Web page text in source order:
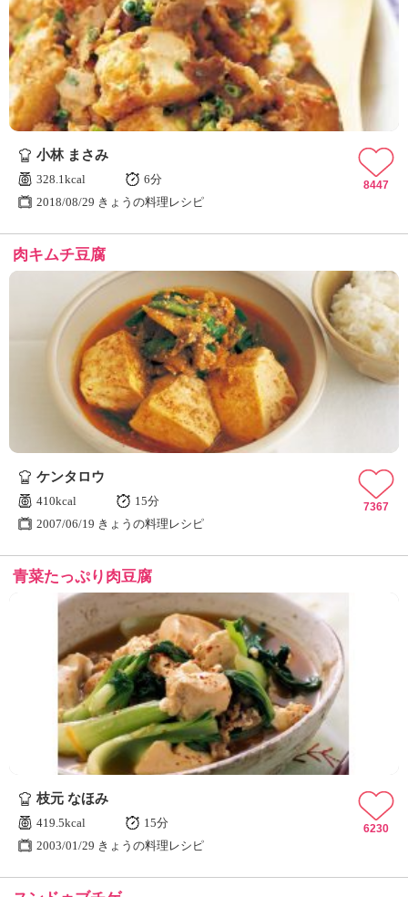
小林 まさみ
328.1kcal
6分
2018/08/29 きょうの料理レシピ
8447
肉キムチ豆腐
ケンタロウ
410kcal
15分
2007/06/19 きょうの料理レシピ
7367
青菜たっぷり肉豆腐
枝元 なほみ
419.5kcal
15分
2003/01/29 きょうの料理レシピ
6230